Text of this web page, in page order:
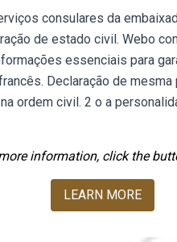
consulares da
de estado civil. Webo
essenciais para
Declaração de
ordem civil. 2 o a
information, click the
LEARN MORE